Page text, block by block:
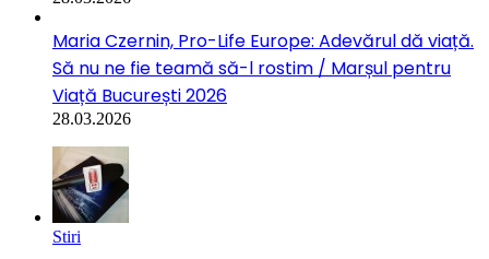
Maria Czernin, Pro-Life Europe: Adevărul dă viață.
Să nu ne fie teamă să-l rostim / Marșul pentru
Viață București 2026
28.03.2026
Stiri